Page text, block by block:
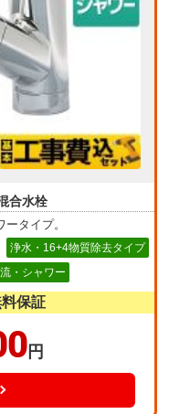
合水栓
タイプ。
浄水・16+4物質除去タイプ
・シャワー
保証
円